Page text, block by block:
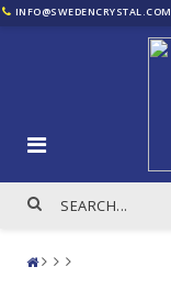
INFO@SWEDENCRYSTAL.COM